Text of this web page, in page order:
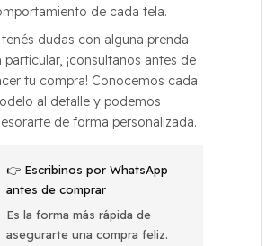
de cada tela.
tenés dudas con alguna prenda
particular, ¡consultanos antes de
tu compra! Conocemos cada
al detalle y podemos
de forma personalizada.
👉 Escribinos por WhatsApp
antes de comprar
Es la forma más rápida de
asegurarte una compra feliz.